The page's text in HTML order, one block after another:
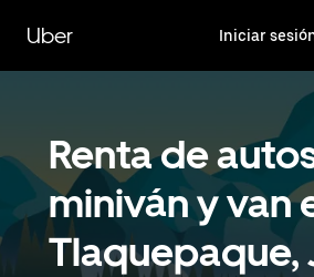
contenido
principal
Uber Iniciar
Renta de
miniván y van
Tlaquepaque,